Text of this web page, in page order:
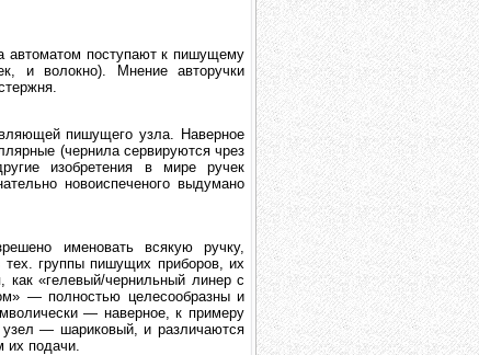
автоматом поступают к пишущему
и волокно). Мнение авторучки
пишущего узла. Наверное
(чернила сервируются чрез
изобретения в мире ручек
новоиспеченого выдумано
именовать всякую ручку,
группы пишущих приборов, их
«гелевый/чернильный линер с
— полностью целесообразны и
— наверное, к примеру
узел — шариковый, и различаются
их подачи.